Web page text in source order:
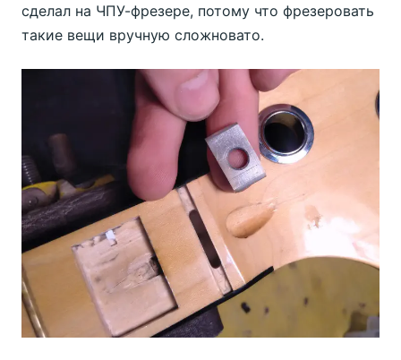
сделал на ЧПУ-фрезере, потому что фрезеровать
такие вещи вручную сложновато.